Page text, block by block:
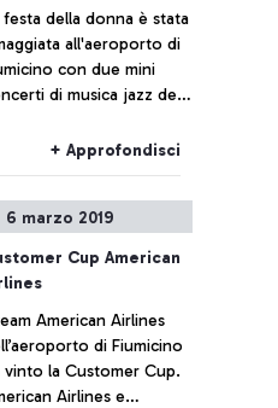
festa della donna è stata
all'aeroporto di
con due mini
di musica jazz della
Gang", a cura
nazionale di
Cecilia.
+ Approfondisci
6 marzo 2019
Cup American
American Airlines
di Fiumicino
vinto la Customer Cup.
Airlines e